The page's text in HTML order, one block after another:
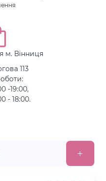
м. Вінниця
113
-19:00,
- 18:00.